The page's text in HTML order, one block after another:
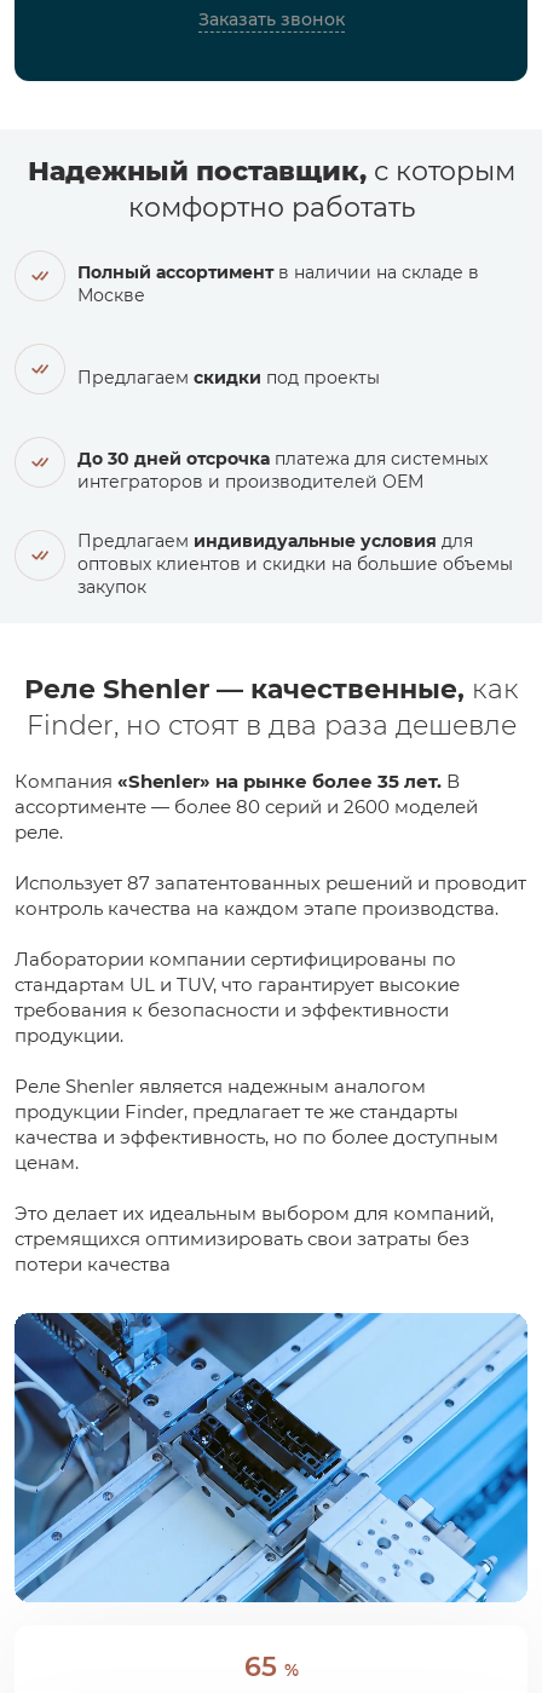
Заказать звонок
Надежный поставщик,с которым
комфортно работать
Полный ассортиментв наличии на складе в
Москве
Предлагаем скидки под проекты
До 30 дней отсрочка платежа для системных
интеграторов и производителей ОЕМ
Предлагаем индивидуальные условия для
оптовых клиентов и скидки на большие объемы
закупок
Реле Shenler — качественные, как
Finder, но стоят в два раза дешевле
Компания «Shenler» на рынке более 35 лет. В
ассортименте — более 80 серий и 2600 моделей
реле.
Использует 87 запатентованных решений и проводит
контроль качества на каждом этапе производства.
Лаборатории компании сертифицированы по
стандартам UL и TUV, что гарантирует высокие
требования к безопасности и эффективности
продукции.
Реле Shenler является надежным аналогом
продукции Finder, предлагает те же стандарты
качества и эффективность, но по более доступным
ценам.
Это делает их идеальным выбором для компаний,
стремящихся оптимизировать свои затраты без
потери качества
65 %